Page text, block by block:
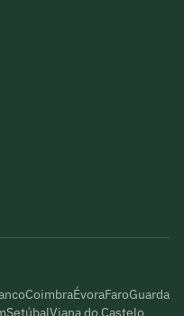
CoimbraÉvoraFaroGuarda
SetúbalViana do Castelo